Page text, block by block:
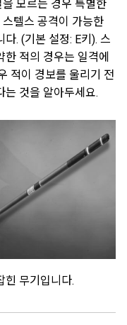
모르는 경우 특별한
텔스 공격이 가능한
다. (기본 설정: E키). 스
적의 경우는 일격에
적이 경보를 울리기 전
는 것을 알아두세요.
힌 무기입니다.